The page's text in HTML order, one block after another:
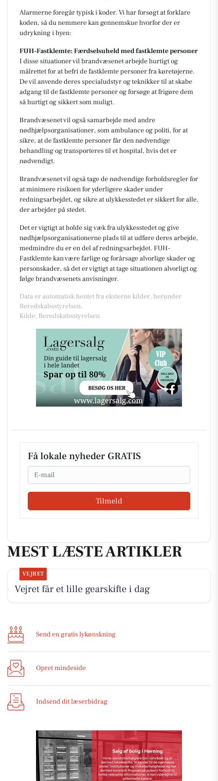
Alarmerne foregår typisk i koder. Vi har forsøgt at forklare
koden, så du nemmere kan gennemskue hvorfor der er
udrykning i byen:
FUH-Fastklemte: Færdselsuheld med fastklemte personer
I disse situationer vil brandvæsenet arbejde hurtigt og
målrettet for at befri de fastklemte personer fra køretøjerne.
De vil anvende deres specialudstyr og teknikker til at skabe
adgang til de fastklemte personer og forsøge at frigøre dem
så hurtigt og sikkert som muligt.
Brandvæsenet vil også samarbejde med andre
nødhjælpsorganisationer, som ambulance og politi, for at
sikre, at de fastklemte personer får den nødvendige
behandling og transporteres til et hospital, hvis det er
nødvendigt.
Brandvæsenet vil også tage de nødvendige forholdsregler for
at minimere risikoen for yderligere skader under
redningsarbejdet, og sikre at ulykkesstedet er sikkert for alle,
der arbejder på stedet.
Det er vigtigt at holde sig væk fra ulykkesstedet og give
nødhjælpsorganisationerne plads til at udføre deres arbejde,
medmindre du er en del af redningsarbejdet. FUH-
Fastklemte kan være farlige og forårsage alvorlige skader og
personskader, så det er vigtigt at tage situationen alvorligt og
følge brandvæsenets anvisninger.
Data er automatisk hentet fra eksterne kilder, herunder
Beredskabsstyrelsen.
Kilde: Beredskabsstyrelsen
Få lokale nyheder GRATIS
Email
Tilmeld
MEST LÆSTE ARTIKLER
VEJRET
Vejret får et lille gearskifte i dag
Send en gratis lykønskning
Opret mindeside
Indsend dit læserbidrag